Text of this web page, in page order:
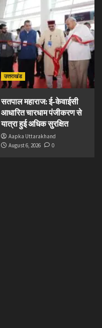
उत्तराखंड
सतपाल महाराज: ई-केवाईसी
आधारित चारधाम पंजीकरण से
यात्रा हुई अधिक सुरक्षित
Aapka Uttarakhand
August 6, 2026
0